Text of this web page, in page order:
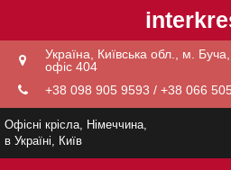
Україна, Київська обл., м.
офіс 404
+38 098 905 9593 / +38 066
Офісні крісла, Німеччина,
в Україні, Київ